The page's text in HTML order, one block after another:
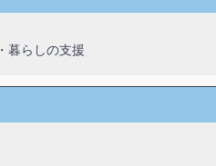
暮らしの支援